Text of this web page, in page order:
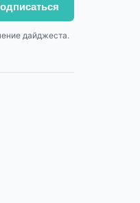
дайджеста.